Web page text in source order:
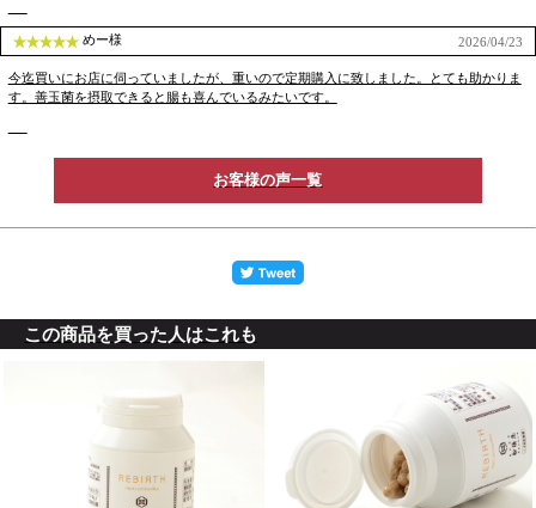
めー様 2026/04/23
今迄買いにお店に伺っていましたが、重いので定期購入に致しました。とても助かりま
す。善玉菌を摂取できると腸も喜んでいるみたいです。
お客様の声一覧
この商品を買った人はこれも